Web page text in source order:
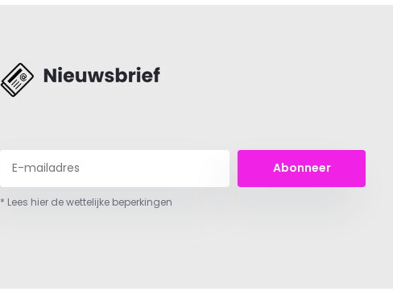
Abonneer
* Lees hier de wettelijke beperkingen